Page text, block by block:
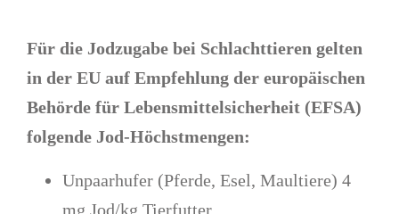
Für die Jodzugabe bei Schlachttieren gelten
in der EU auf Empfehlung der europäischen
Behörde für Lebensmittelsicherheit (EFSA)
folgende Jod-Höchstmengen:
Unpaarhufer (Pferde, Esel, Maultiere) 4
mg Jod/kg Tierfutter